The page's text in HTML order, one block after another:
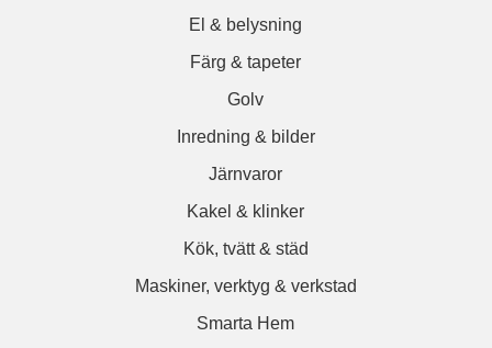
El & belysning
Färg & tapeter
Golv
Inredning & bilder
Järnvaror
Kakel & klinker
Kök, tvätt & städ
Maskiner, verktyg & verkstad
Smarta Hem